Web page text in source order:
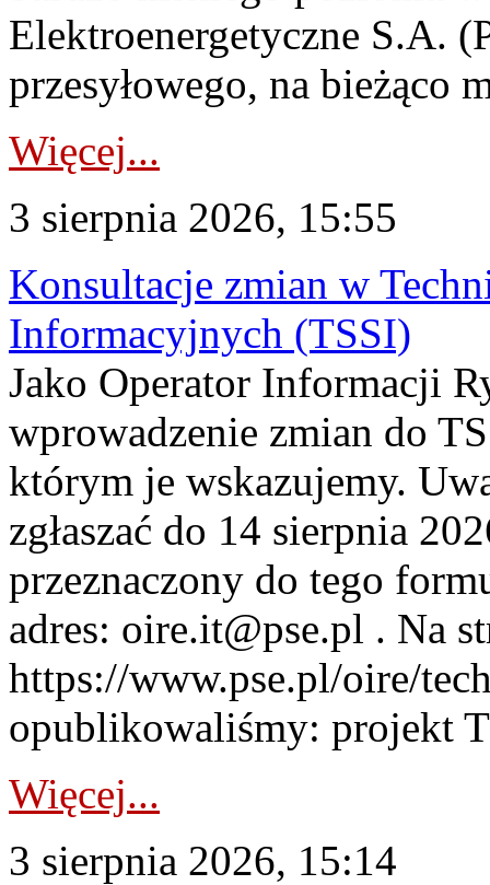
Elektroenergetyczne S.A.
przesyłowego, na bieżąco
Więcej...
3 sierpnia 2026, 15:55
Konsultacje zmian w
Informacyjnych (TSSI)
Jako Operator Informacji
wprowadzenie zmian do
którym je wskazujemy.
zgłaszać do 14 sierpnia
przeznaczony do tego
adres: oire.it@pse.pl . Na
https://www.pse.pl/oire/
opublikowaliśmy: projekt
Więcej...
3 sierpnia 2026, 15:14